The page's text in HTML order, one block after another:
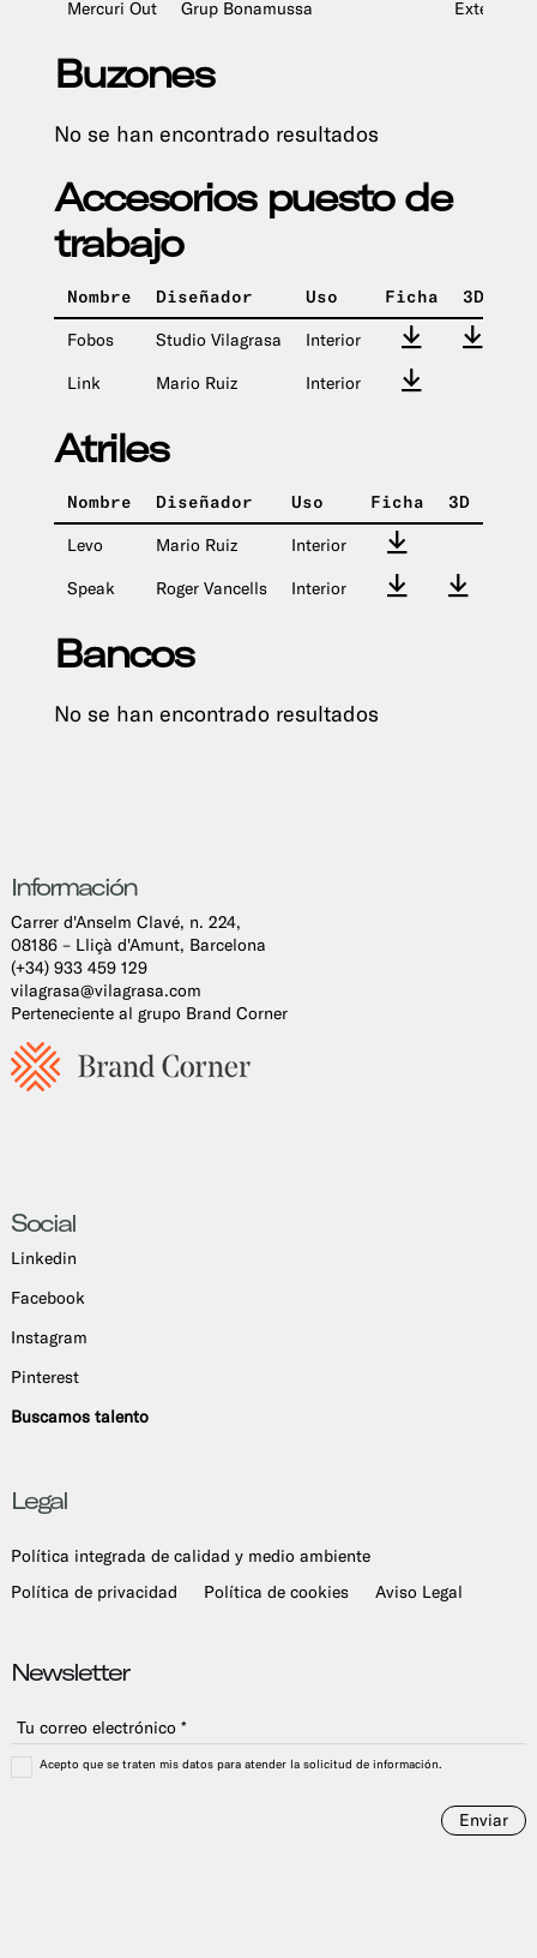
Mercuri Out Grup Bonamussa Exterior
Buzones
No se han encontrado resultados
Accesorios puesto de
trabajo
Nombre Diseñador Uso Ficha 3D
Fobos Studio Vilagrasa Interior
Link Mario Ruiz Interior
Atriles
Nombre Diseñador Uso Ficha 3D
Levo Mario Ruiz Interior
Speak Roger Vancells Interior
Bancos
No se han encontrado resultados
Información
Carrer d'Anselm Clavé, n. 224,
08186 – Lliçà d'Amunt, Barcelona
(+34) 933 459 129
vilagrasa@vilagrasa.com
Perteneciente al grupo Brand Corner
Social
Linkedin
Facebook
Instagram
Pinterest
Buscamos talento
Legal
Política integrada de calidad y medio ambiente
Política de privacidad
Política de cookies Aviso Legal
Newsletter
Acepto que se traten mis datos para atender la solicitud de información.
Enviar